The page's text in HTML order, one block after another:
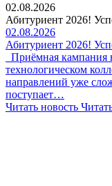
02.08.2026
Абитуриент 2026!
02.08.2026
Абитуриент 2026!
Приёмная кампания
технологическом
направлений уже
поступает…
Читать новость